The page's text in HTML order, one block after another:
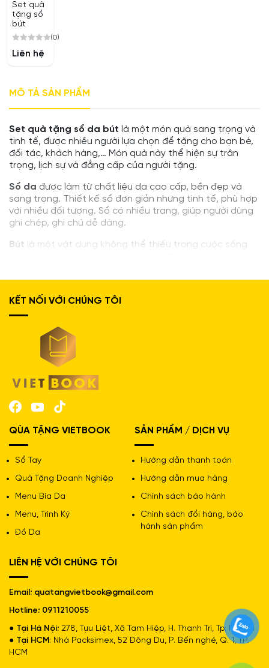
Set quà
tặng sổ
bút
(0)
Liên hệ
MÔ TẢ SẢN PHẨM
Set quà tặng sổ da bút là một món quà sang trọng và
tinh tế, được nhiều người lựa chọn để tặng cho bạn bè,
đối tác, khách hàng,… Món quà này thể hiện sự trân
trọng, lịch sự và đẳng cấp của người tặng.
Sổ da được làm từ chất liệu da cao cấp, bền đẹp và
sang trọng. Thiết kế sổ đơn giản nhưng tinh tế, phù hợp
với nhiều đối tượng. Sổ có nhiều trang, giúp người dùng
ghi chép, ghi chú dễ dàng.
Bút là một vật dụng không thể thiếu trong cuộc sống
để viết, ký hợp đồng,…
Set quà tặng sổ da bútcó nhiều mẫu mã, màu sắc
khác nhau, phù hợp với nhiều nhu cầu và sở thích của
người dùng. Giá thành của sản phẩm cũng rất hợp lý,
phù hợp với nhiều đối tượng khách hàng.
Ưu điểm của set quà tặng sổ da bút:
Sang trọng và tinh tế
Thể hiện sự trân trọng, lịch sự và đẳng cấp
Phù hợp với nhiều đối tượng
Giá thành hợp lý
KẾT NỐI VỚI CHÚNG TÔI
QÙA TẶNG VIETBOOK
Sổ Tay
Quà Tặng Doanh Nghiệp
Menu Bìa Da
Menu, Trình Ký
Đồ Da
SẢN PHẨM / DỊCH VỤ
Hướng dẫn thanh toán
Hướng dẫn mua hàng
Chính sách bảo hành
Chính sách đổi hàng, bảo
hành sản phẩm
LIÊN HỆ VỚI CHÚNG TÔI
Email: quatangvietbook@gmail.com
Hotline: 0911210055
● Tại Hà Nội: 278, Tựu Liệt, Xã Tam Hiệp, H. Thanh Trì, Tp. Hà Nội
● Tại HCM: Nhà Packsimex, 52 Đông Du, P. Bến nghé, Q. 1, TP.
HCM